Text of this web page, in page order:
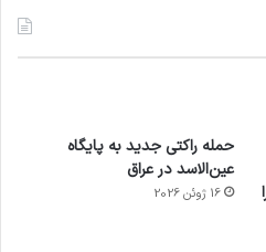
حمله راکتی جدید به پایگاه
عین‌الاسد در عراق
16 ژوئن 2026